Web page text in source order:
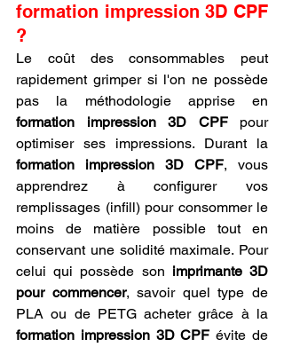
formation impression 3D CPF
?
Le coût des consommables peut
rapidement grimper si l'on ne possède
formation impression 3D CPF pour
formation impression 3D CPF, vous
apprendrez à configurer vos
remplissages (infill) pour consommer le
moins de matière possible tout en
conservant une solidité maximale. Pour
celui qui possède son imprimante 3D
pour commencer, savoir quel type de
formation impression 3D CPF évite de